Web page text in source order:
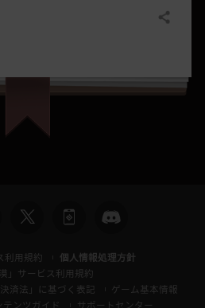
共有する
利用規約
個人情報処理方針
」サービス利用規約
済法」に基づく表記
ゲーム基本情報
ンツガイド サポートセンター